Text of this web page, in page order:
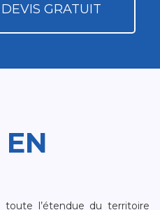
GRATUIT
l’étendue du territoire